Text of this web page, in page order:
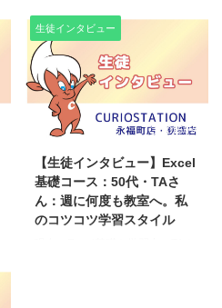
学びについてお話をうかがいまし
た。 最初は「自分が合格できる
なんて思ってもみなかった」と話
すNAさん。 それでも、教室でコ
ツコツと学びを重ね、着実に実力
をつけていかれました。そしてつ
いに、見事合格！ 今では「少し
自信がつきました」と、笑顔で語
ってくださいました。
https://youtu.be/iiB9qcECcvc?
si=HnVE2mQm9YggU9GI ▶️
MOS対策コースはこちらから
生徒インタビュー
2025/7/4
【生徒インタビュー】Excel
基礎コース：50代・TAさ
ん：週に何度も教室へ。私
のコツコツ学習スタイル